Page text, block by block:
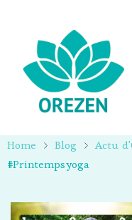
Home Blog Actu
#Printempsyoga